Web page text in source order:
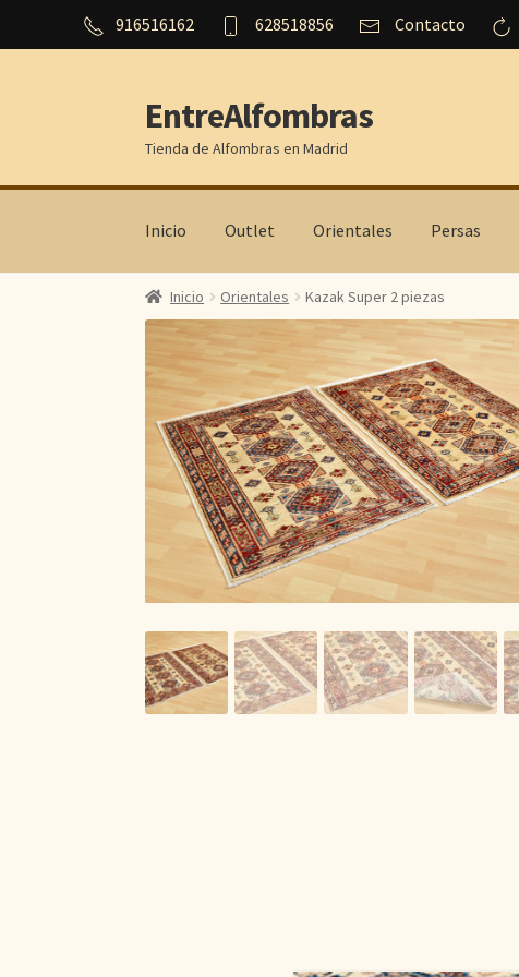
916516162 628518856 Contacto
Ir
a
la
navegación
Ir
al
contenido
EntreAlfombras
Tienda de Alfombras en Madrid
Inicio Outlet Orientales Persas
Inicio Orientales Kazak Super 2 piezas